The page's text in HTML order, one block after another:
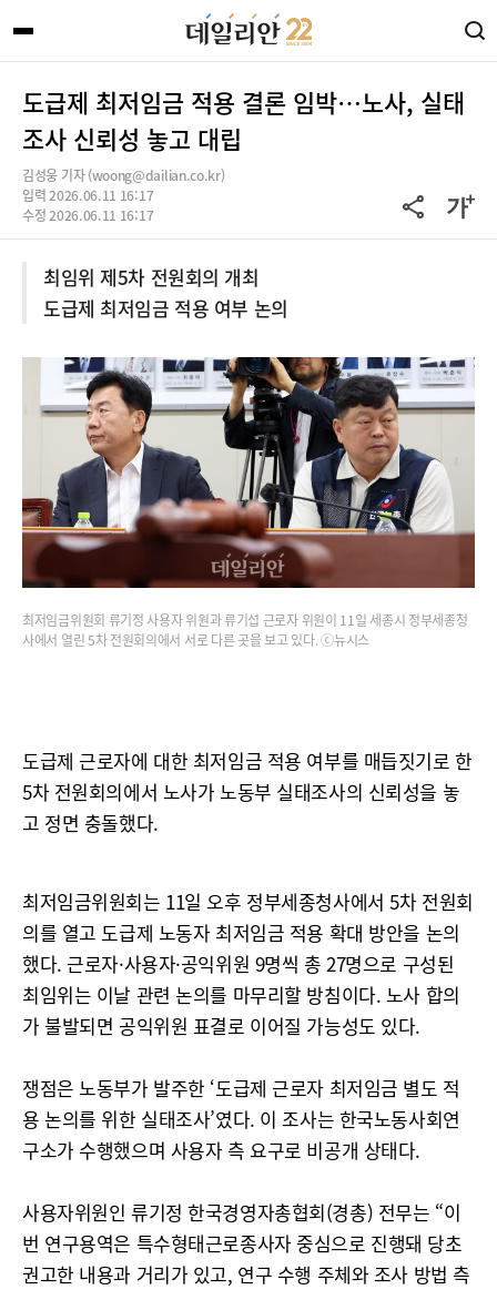
도급제 최저임금 적용 결론 임박…노사, 실태
조사 신뢰성 놓고 대립
김성웅 기자 (woong@dailian.co.kr)
입력 2026.06.11 16:17
수정 2026.06.11 16:17
최임위 제5차 전원회의 개최
도급제 최저임금 적용 여부 논의
최저임금위원회 류기정 사용자 위원과 류기섭 근로자 위원이 11일 세종시 정부세종청
사에서 열린 5차 전원회의에서 서로 다른 곳을 보고 있다. ⓒ뉴시스
도급제 근로자에 대한 최저임금 적용 여부를 매듭짓기로 한
5차 전원회의에서 노사가 노동부 실태조사의 신뢰성을 놓
고 정면 충돌했다.
최저임금위원회는 11일 오후 정부세종청사에서 5차 전원회
의를 열고 도급제 노동자 최저임금 적용 확대 방안을 논의
했다. 근로자·사용자·공익위원 9명씩 총 27명으로 구성된
최임위는 이날 관련 논의를 마무리할 방침이다. 노사 합의
가 불발되면 공익위원 표결로 이어질 가능성도 있다.
쟁점은 노동부가 발주한 ‘도급제 근로자 최저임금 별도 적
용 논의를 위한 실태조사’였다. 이 조사는 한국노동사회연
구소가 수행했으며 사용자 측 요구로 비공개 상태다.
사용자위원인 류기정 한국경영자총협회(경총) 전무는 “이
번 연구용역은 특수형태근로종사자 중심으로 진행돼 당초
권고한 내용과 거리가 있고, 연구 수행 주체와 조사 방법 측